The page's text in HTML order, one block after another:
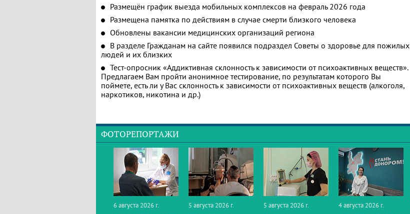
Размещён график выезда мобильных комплексов на февраль 2026 года
Размещена памятка по действиям в случае смерти близкого человека
Обновлены вакансии медицинских организаций региона
В разделе Гражданам на сайте появился подраздел Советы о здоровье для пожилых
людей и их близких
Тест-опросник «Аддиктивная склонность к зависимости от психоактивных веществ».
Предлагаем Вам пройти анонимное тестирование, по результатам которого Вы
поймете, есть ли у Вас склонность к зависимости от психоактивных веществ (алкоголя,
наркотиков, никотина и др.)
ФОТОРЕПОРТАЖИ
6 августа 2026 г.
5 августа 2026 г.
5 августа 2026 г.
4 августа 2026 г.